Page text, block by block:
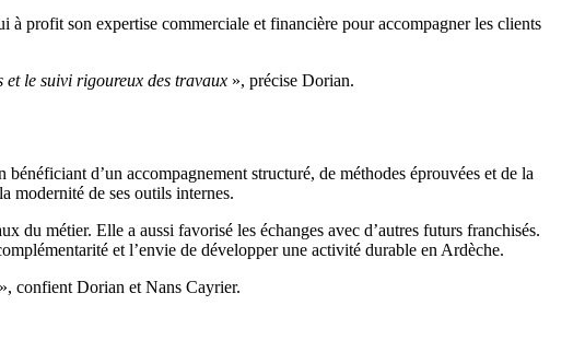
profit son expertise commerciale et financière pour accompagner les clients
et le suivi rigoureux des travaux », précise Dorian.
d’un accompagnement structuré, de méthodes éprouvées et de la
modernité de ses outils internes.
du métier. Elle a aussi favorisé les échanges avec d’autres futurs franchisés.
et l’envie de développer une activité durable en Ardèche.
», confient Dorian et Nans Cayrier.